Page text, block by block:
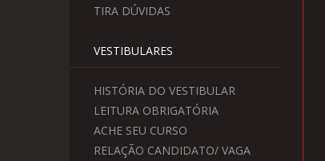
TIRA DÚVIDAS
VESTIBULARES
HISTÓRIA DO VESTIBULAR
LEITURA OBRIGATÓRIA
ACHE SEU CURSO
RELAÇÃO CANDIDATO/ VAGA